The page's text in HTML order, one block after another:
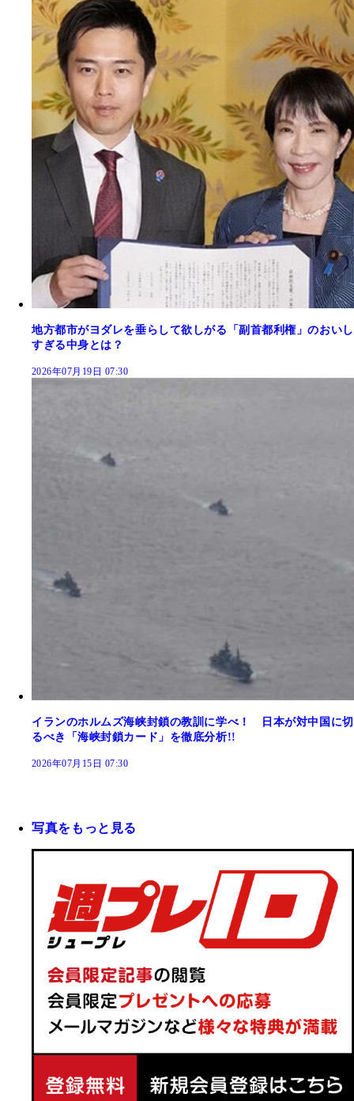
地方都市がヨダレを垂らして欲しがる「副首都利権」のおいし
すぎる中身とは？
2026年07月19日 07:30
イランのホルムズ海峡封鎖の教訓に学べ！ 日本が対中国に切
るべき「海峡封鎖カード」を徹底分析!!
2026年07月15日 07:30
写真をもっと見る